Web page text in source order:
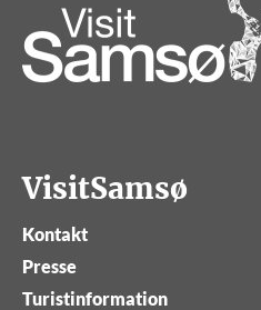
VisitSamsø
Kontakt
Presse
Turistinformation